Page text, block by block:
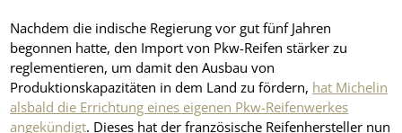
Nachdem die indische Regierung vor gut fünf Jahren
begonnen hatte, den Import von Pkw-Reifen stärker zu
reglementieren, um damit den Ausbau von
Produktionskapazitäten in dem Land zu fördern, hat Michelin
alsbald die Errichtung eines eigenen Pkw-Reifenwerkes
angekündigt. Dieses hat der französische Reifenhersteller nun